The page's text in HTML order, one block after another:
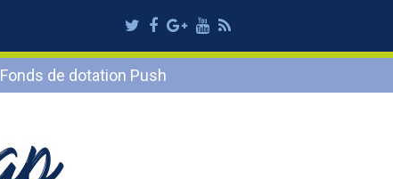
Twitter
Facebook
Google
Plus
Youtube
RSS
Fonds de dotation Push